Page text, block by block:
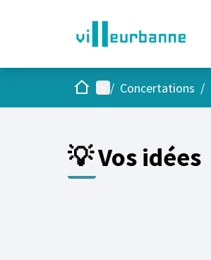
AccueilMenu principal
/ Concertations /
💡 Vos idées